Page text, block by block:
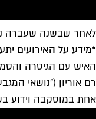
לאחר שבשנה שעברה
*מידע על האירועים
האיש עם הגיטרה
אחת במוסקבה וידוע